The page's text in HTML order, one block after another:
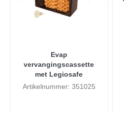
Evap
vervangingscassette
met Legiosafe
Artikelnummer: 351025